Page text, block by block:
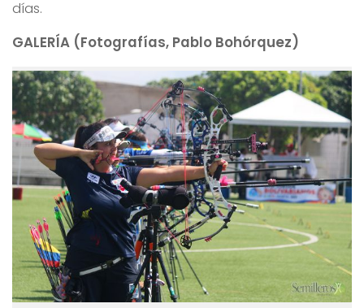
días.
GALERÍA (Fotografías, Pablo Bohórquez)